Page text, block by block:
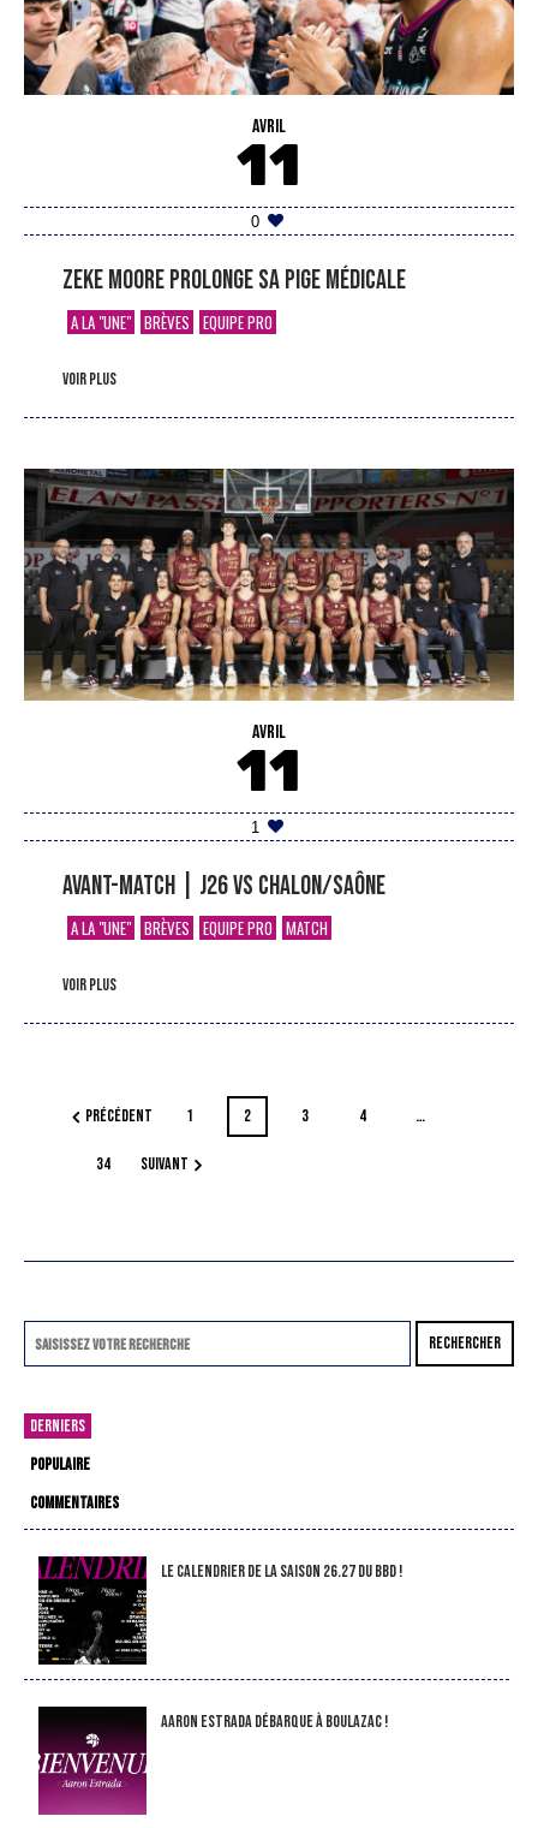
AVRIL
11
0
Zeke Moore prolonge sa pige médicale
A LA "UNE" BRÈVES EQUIPE PRO
voir plus
AVRIL
11
1
Avant-match | J26 vs Chalon/Saône
A LA "UNE" BRÈVES EQUIPE PRO MATCH
voir plus
PRÉCÉDENT 1 2 3 4 …
34 SUIVANT
RECHERCHER
DERNIERS
POPULAIRE
COMMENTAIRES
LE CALENDRIER DE LA SAISON 26.27 DU BBD !
Aaron Estrada débarque à Boulazac !